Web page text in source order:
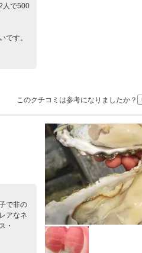
人で500
です。
このクチコミは参考になりましたか？
で非の
アなネ
・